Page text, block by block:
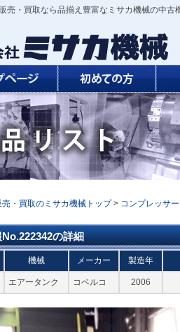
売・買取なら品揃え豊富なミサカ機械の中
・買取のミサカ機械トップ > コンプレッサー
の詳細
機械 メーカー 製造年
エアータンク コベルコ 2006